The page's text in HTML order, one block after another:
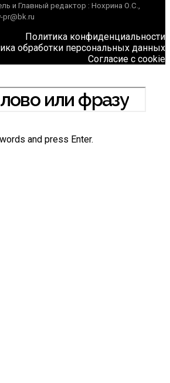
и Главный редактор : Нохрина О.С.,
pr@bk.ru
Политика конфиденциальности
обработки персональных данных
Согласие с cookie
and press Enter.